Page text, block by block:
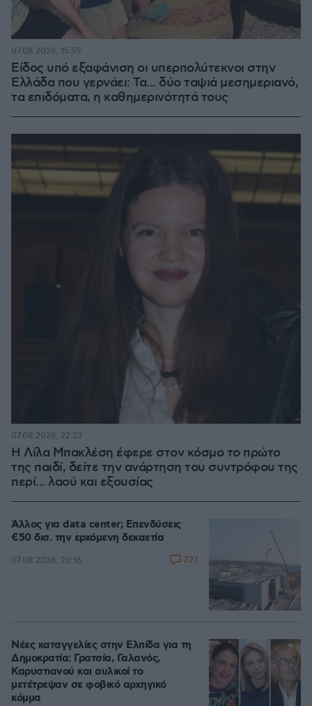
Είδος υπό εξαφάνιση οι υπερπολύτεκνοι στην
Ελλάδα που γερνάει: Τα... δύο ταψιά μεσημεριανό,
τα επιδόματα, η καθημερινότητά τους
07.08.2026, 15:59
Η Λίλα Μπακλέση έφερε στον κόσμο το πρώτο
της παιδί, δείτε την ανάρτηση του συντρόφου της
περί... λαού και εξουσίας
07.08.2026, 22:23
Άλλος για data center; Επενδύσεις
€50 δισ. την ερχόμενη δεκαετία
07.08.2026, 20:16 227
Νέες καταγγελίες στην Ελπίδα για τη
Δημοκρατία: Γρατσία, Γαλανός,
Καρυστιανού και αυλικοί το
μετέτρεψαν σε φοβικό αρχηγικό
κόμμα